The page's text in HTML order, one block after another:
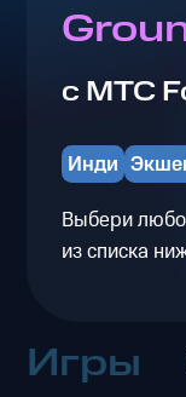
с МТС
Инди
Выбери
из списка
Игры